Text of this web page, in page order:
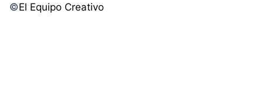
©️El Equipo Creativo